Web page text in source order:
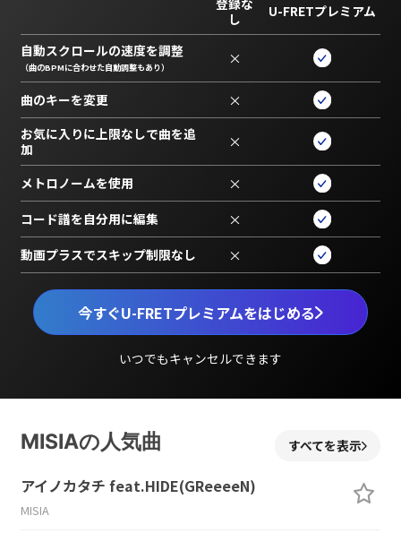
今すぐU-FRETプレミアムをはじめる
いつでもキャンセルできます
登録な
し
U-FRETプレミアム
自動スクロールの速度を調整
（曲のBPMに合わせた自動調整もあり） ×
曲のキーを変更 ×
お気に入りに上限なしで曲を追
加
×
メトロノームを使用 ×
コード譜を自分用に編集 ×
動画プラスでスキップ制限なし ×
MISIAの人気曲 すべてを表示
アイノカタチ feat.HIDE(GReeeeN)
MISIA